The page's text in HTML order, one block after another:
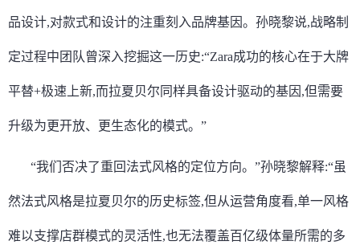
品设计,对款式和设计的注重刻入品牌基因。孙晓黎说,战略制
定过程中团队曾深入挖掘这一历史:“Zara成功的核心在于大牌
平替+极速上新,而拉夏贝尔同样具备设计驱动的基因,但需要
升级为更开放、更生态化的模式。”
“我们否决了重回法式风格的定位方向。”孙晓黎解释:“虽
然法式风格是拉夏贝尔的历史标签,但从运营角度看,单一风格
难以支撑店群模式的灵活性,也无法覆盖百亿级体量所需的多